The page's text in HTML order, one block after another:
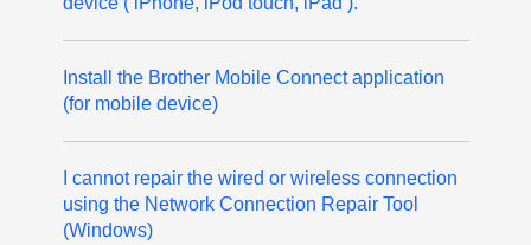
Install the Brother Mobile Connect application
(for mobile device)
I cannot repair the wired or wireless connection
using the Network Connection Repair Tool
(Windows)